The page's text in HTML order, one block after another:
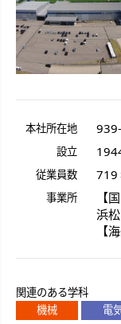
本社所在地
設立
従業員数 719
事業所
【
浜
【
関連のある学科
機械
電